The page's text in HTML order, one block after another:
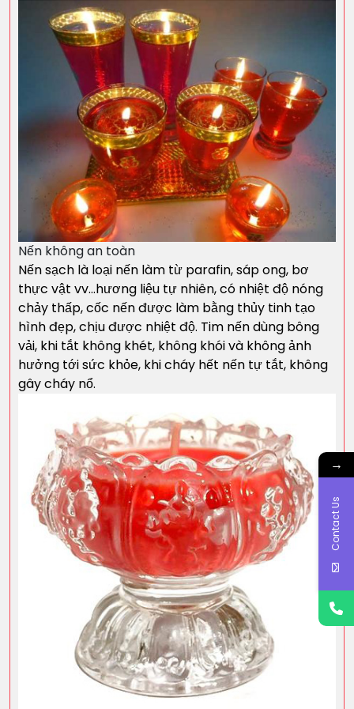
Nến không an toàn
Nến sạch là loại nến làm từ parafin, sáp ong, bơ
thực vật vv…hương liệu tự nhiên, có nhiệt độ nóng
chảy thấp, cốc nến được làm bằng thủy tinh tạo
hình đẹp, chịu được nhiệt độ. Tim nến dùng bông
vải, khi tắt không khét, không khói và không ảnh
hưởng tới sức khỏe, khi cháy hết nến tự tắt, không
gây cháy nổ.
→
Contact Us